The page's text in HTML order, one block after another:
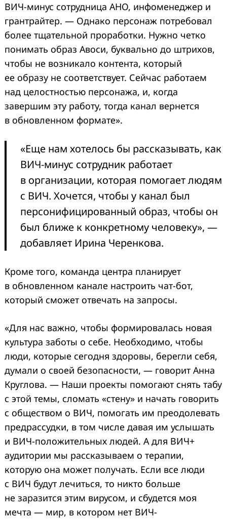
ВИЧ-минус сотрудница АНО, инфоменеджер и
грантрайтер. — Однако персонаж потребовал
более тщательной проработки. Нужно четко
понимать образ Авоси, буквально до штрихов,
чтобы не возникало контента, который
ее образу не соответствует. Сейчас работаем
над целостностью персонажа, и, когда
завершим эту работу, тогда канал вернется
в обновленном формате».
«Еще нам хотелось бы рассказывать, как
ВИЧ-минус сотрудник работает
в организации, которая помогает людям
с ВИЧ. Хочется, чтобы у канал был
персонифицированный образ, чтобы он
был ближе к конкретному человеку», —
добавляет Ирина Черенкова.
Кроме того, команда центра планирует
в обновленном канале настроить чат-бот,
который сможет отвечать на запросы.
«Для нас важно, чтобы формировалась новая
культура заботы о себе. Необходимо, чтобы
люди, которые сегодня здоровы, берегли себя,
думали о своей безопасности, — говорит Анна
Круглова. — Наши проекты помогают снять табу
с этой темы, сломать «стену» и начать говорить
с обществом о ВИЧ, помогать им преодолевать
предрассудки, в том числе давая им услышать
и ВИЧ-положительных людей. А для ВИЧ+
аудитории мы рассказываем о терапии,
которую она может получать. Если все люди
с ВИЧ будут лечиться, то никто больше
не заразится этим вирусом, и сбудется моя
мечта — мир, в котором нет ВИЧ-